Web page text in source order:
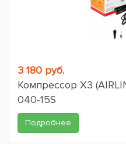
3 180 руб.
Компрессор X3
040-15S
Подробнее